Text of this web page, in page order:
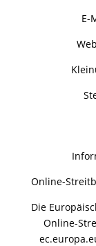
E-
Online-
Die
Online-